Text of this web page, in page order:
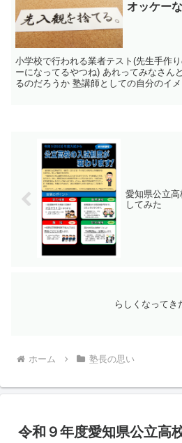
オッケー
小学校で行われる業者テスト(先生手作
ーになってるやつね) あれってみなさん
るのだろうか 塾講師としての自分のイ
愛知県公立
してみた
らしくなってき
ホーム 塾長の思い
令和９年度愛知県公立高